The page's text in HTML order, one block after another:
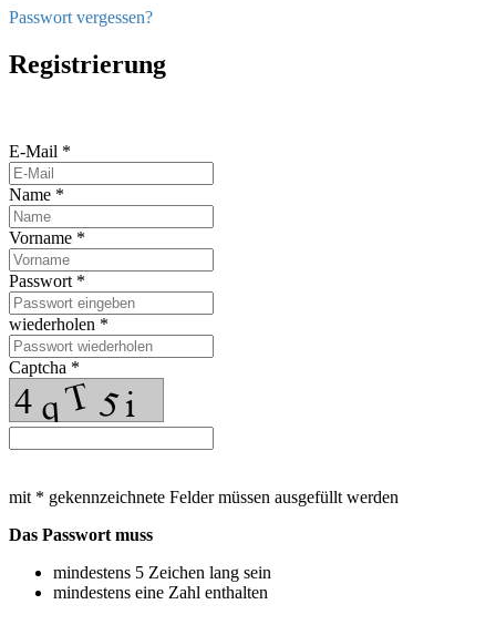
Passwort vergessen?
Registrierung
E-Mail *
Name *
Vorname *
Passwort *
wiederholen *
Captcha *
mit * gekennzeichnete Felder müssen ausgefüllt werden
Das Passwort muss
mindestens 5 Zeichen lang sein
mindestens eine Zahl enthalten